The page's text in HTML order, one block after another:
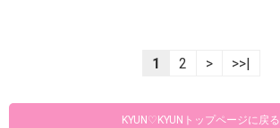
1 2 > >>|
KYUN♡KYUNトップページに戻る